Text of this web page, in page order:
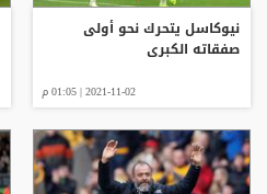
نيوكاسل يتحرك نحو أولى
صفقاته الكبرى
2021-11-02 | 01:05 م